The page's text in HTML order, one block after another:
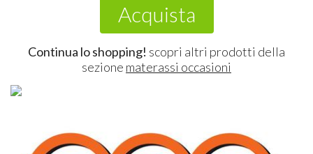
Acquista
Continua lo shopping! scopri altri prodotti della
sezione materassi occasioni